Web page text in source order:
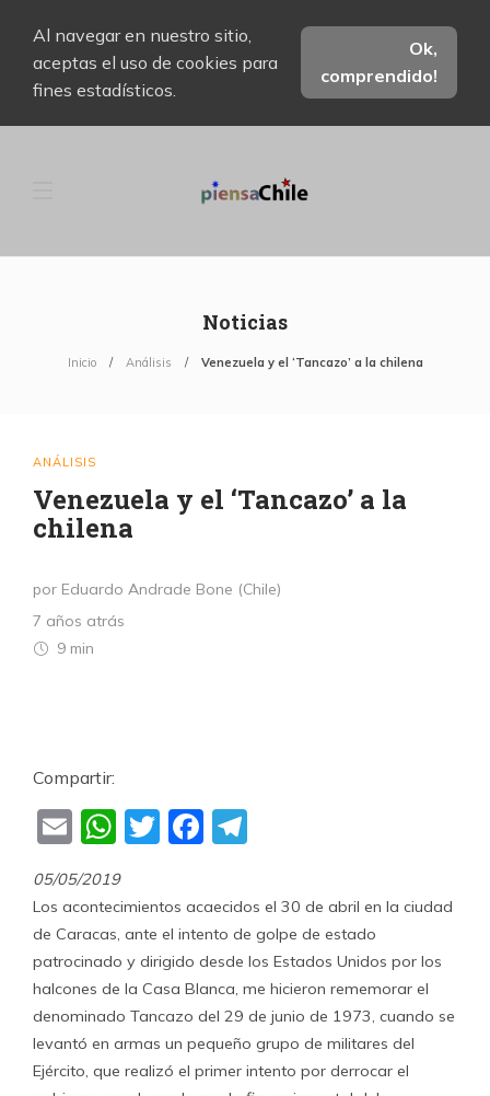
Al navegar en nuestro sitio,
aceptas el uso de cookies para
fines estadísticos.
Ok,
comprendido!
Noticias
Inicio Análisis Venezuela y el ‘Tancazo’ a la chilena
ANÁLISIS
Venezuela y el ‘Tancazo’ a la
chilena
por Eduardo Andrade Bone (Chile)
7 años atrás
9 min
Compartir:
EmailWhatsApp
TwitterFacebook
05/05/2019
Los acontecimientos acaecidos el 30 de abril en la ciudad
de Caracas, ante el intento de golpe de estado
patrocinado y dirigido desde los Estados Unidos por los
halcones de la Casa Blanca, me hicieron rememorar el
denominado Tancazo del 29 de junio de 1973, cuando se
levantó en armas un pequeño grupo de militares del
Ejército, que realizó el primer intento por derrocar el